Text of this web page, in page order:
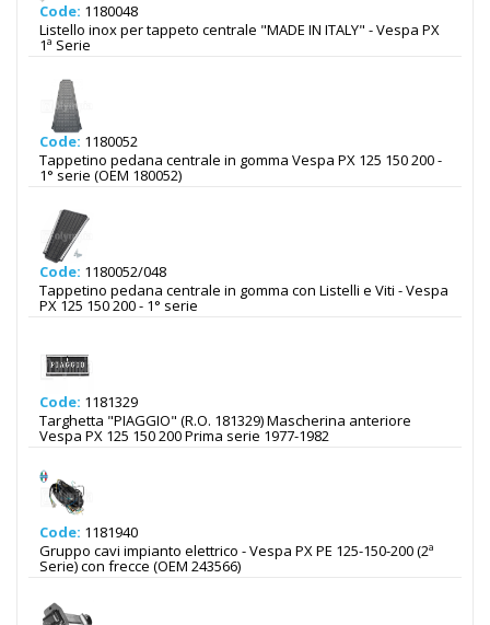
Code: 1180048
Listello inox per tappeto centrale "MADE IN ITALY" - Vespa PX
1ª Serie
Code: 1180052
Tappetino pedana centrale in gomma Vespa PX 125 150 200 -
1° serie (OEM 180052)
Code: 1180052/048
Tappetino pedana centrale in gomma con Listelli e Viti - Vespa
PX 125 150 200 - 1° serie
Code: 1181329
Targhetta "PIAGGIO" (R.O. 181329) Mascherina anteriore
Vespa PX 125 150 200 Prima serie 1977-1982
Code: 1181940
Gruppo cavi impianto elettrico - Vespa PX PE 125-150-200 (2ª
Serie) con frecce (OEM 243566)